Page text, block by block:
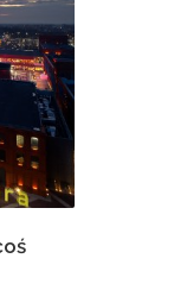
wiosenny
– rozry...